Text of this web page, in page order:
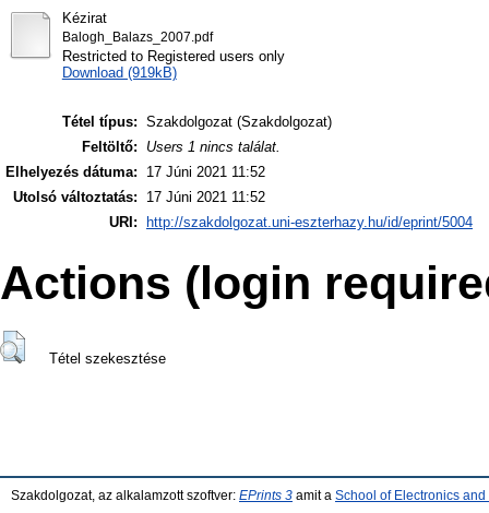
Kézirat
Balogh_Balazs_2007.pdf
Restricted to Registered users only
Download (919kB)
Tétel típus: Szakdolgozat (Szakdolgozat)
Feltöltő:
Users 1 nincs találat.
Elhelyezés dátuma:
17 Júni 2021 11:52
Utolsó változtatás:
17 Júni 2021 11:52
URI:
http://szakdolgozat.uni-eszterhazy.hu/id/eprint/5004
Actions (login
Tétel szekesztése
Szakdolgozat, az alkalamzott szoftver: EPrints 3 amit a School of Electronics